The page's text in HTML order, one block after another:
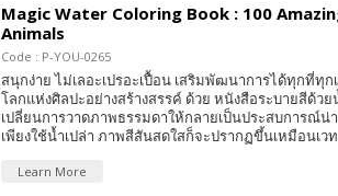
Magic Water Coloring Book : 100
Animals
Code : P-YOU-0265
สนุกง่าย ไม่เลอะเปรอะเปื้อน เสริมพัฒนาการได้ทุกที่ทุก
โลกแห่งศิลปะอย่างสร้างสรรค์ ด้วย หนังสือระบายสีด้วย
เปลี่ยนการวาดภาพธรรมดาให้กลายเป็นประสบการณ์น่
เพียงใช้น้ำเปล่า ภาพสีสันสดใสก็จะปรากฏขึ้นเหมือนเว
Learn More